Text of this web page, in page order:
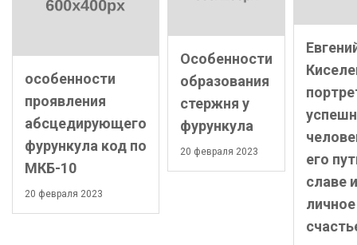
особенности
проявления
абсцедирующего
фурункула код по
МКБ-10
20 февраля 2023
Особенности
образования
стержня у
фурункула
20 февраля 2023
его
славе и
личное